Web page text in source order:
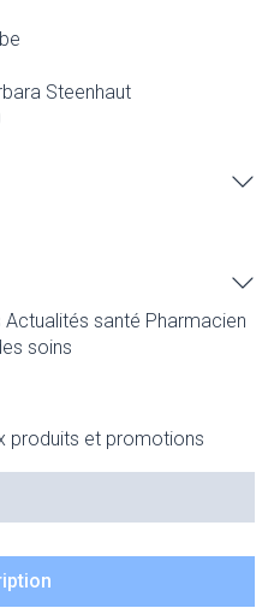
Steenhaut
Actualités santé Pharmacien
soins
produits et promotions